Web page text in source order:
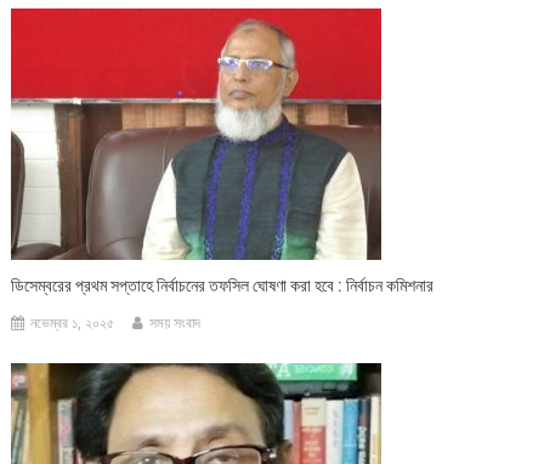
ডিসেম্বরের প্রথম সপ্তাহে নির্বাচনের তফসিল ঘোষণা করা হবে : নির্বাচন কমিশনার
নভেম্বর ১, ২০২৫ সময় সংবাদ